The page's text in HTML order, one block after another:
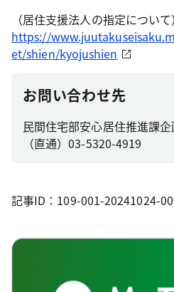
（居住支援法人の指定について）
https://
et/shien/kyojushien
お問い合わせ先
民間住宅部安心居住推進課
（直通）03-5320-4919
記事ID：109-001-20241024-